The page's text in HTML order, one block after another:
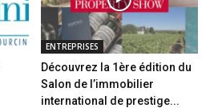
ENTREPRISES
Découvrez la 1ère édition du
Salon de l’immobilier
international de prestige...